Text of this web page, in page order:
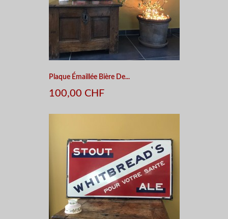
Plaque Émaillée Bière De...
100,00 CHF